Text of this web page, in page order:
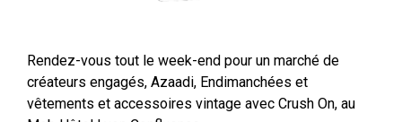
Rendez-vous tout le week-end pour un marché de
créateurs engagés, Azaadi, Endimanchées et
vêtements et accessoires vintage avec Crush On, au